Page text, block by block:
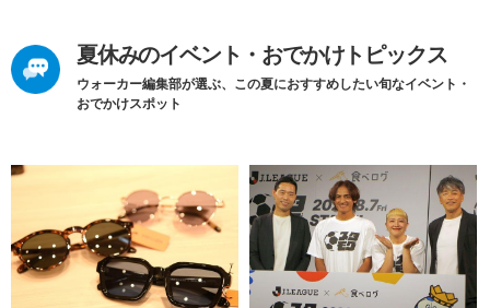
夏休みのイベント・おでかけトピックス
ウォーカー編集部が選ぶ、この夏におすすめしたい旬なイベント・
おでかけスポット